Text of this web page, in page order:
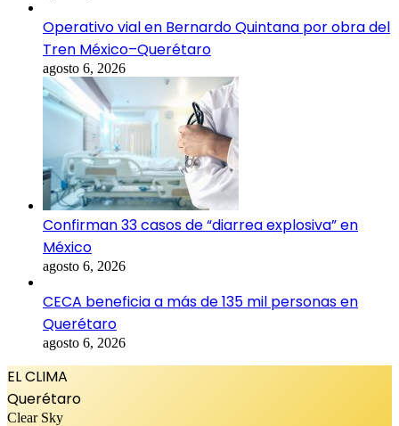
Operativo vial en Bernardo Quintana por obra del
Tren México–Querétaro
agosto 6, 2026
Confirman 33 casos de “diarrea explosiva” en
México
agosto 6, 2026
CECA beneficia a más de 135 mil personas en
Querétaro
agosto 6, 2026
EL CLIMA
Querétaro
Clear Sky